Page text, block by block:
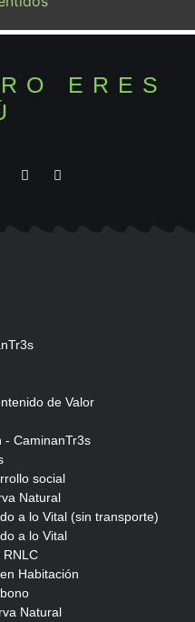
ERES
de Valor
- CaminanTr3s
social
Natural
a lo Vital (sin transporte)
a lo Vital
RNLC
Habitación
Natural